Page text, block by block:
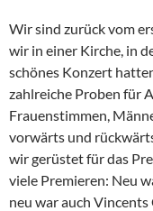
Wir sind zurück vom
wir in einer Kirche, in
schönes Konzert
zahlreiche Proben für
Frauenstimmen,
vorwärts und
wir gerüstet für das
viele Premieren: Neu
neu war auch